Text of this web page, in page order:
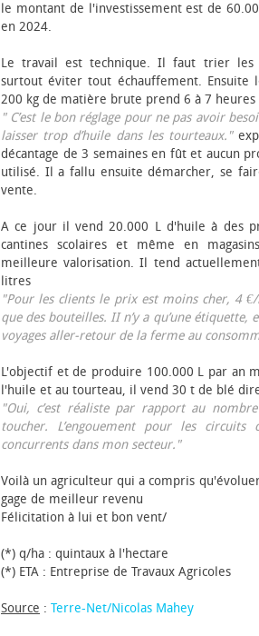
le montant de l'investissement est de
en 2024.
Le travail est technique. Il faut trier les
surtout éviter tout échauffement. Ensuite
200 kg de matière brute prend 6 à 7
" C’est le bon réglage pour ne pas avoir
laisser trop d’huile dans les tourteaux."
décantage de 3 semaines en fût et aucun
utilisé. Il a fallu ensuite démarcher, se
vente.
A ce jour il vend 20.000 L d'huile à des
cantines scolaires et même en
meilleure valorisation. Il tend
litres
"Pour les clients le prix est moins cher, 4
que des bouteilles. II n’y a qu’une
voyages aller-retour de la ferme au
L'objectif et de produire 100.000 L par an
l'huile et au tourteau, il vend 30 t de blé
"Oui, c’est réaliste par rapport au
toucher. L’engouement pour les
concurrents dans mon secteur."
Voilà un agriculteur qui a compris
gage de meilleur revenu
Félicitation à lui et bon vent/
(*) q/ha : quintaux à l'hectare
(*) ETA : Entreprise de Travaux Agricoles
Source : Terre-Net/Nicolas Mahey